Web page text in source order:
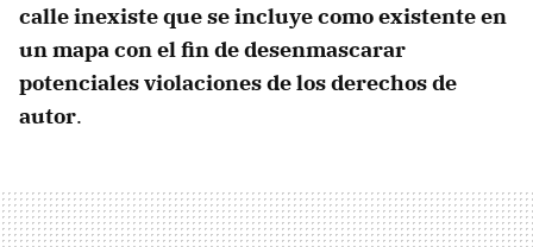
calle inexiste que se incluye como existente en
un mapa con el fin de desenmascarar
potenciales violaciones de los derechos de
autor.